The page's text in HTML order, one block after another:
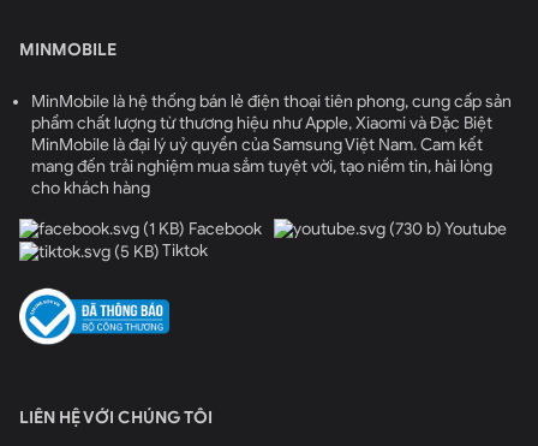
MINMOBILE
MinMobile là hệ thống bán lẻ điện thoại tiên phong, cung cấp sản
phẩm chất lượng từ thương hiệu như Apple, Xiaomi và Đặc Biệt
MinMobile là đại lý uỷ quyền của Samsung Việt Nam. Cam kết
mang đến trải nghiệm mua sắm tuyệt vời, tạo niềm tin, hài lòng
cho khách hàng
Facebook
Youtube
Tiktok
LIÊN HỆ VỚI CHÚNG TÔI